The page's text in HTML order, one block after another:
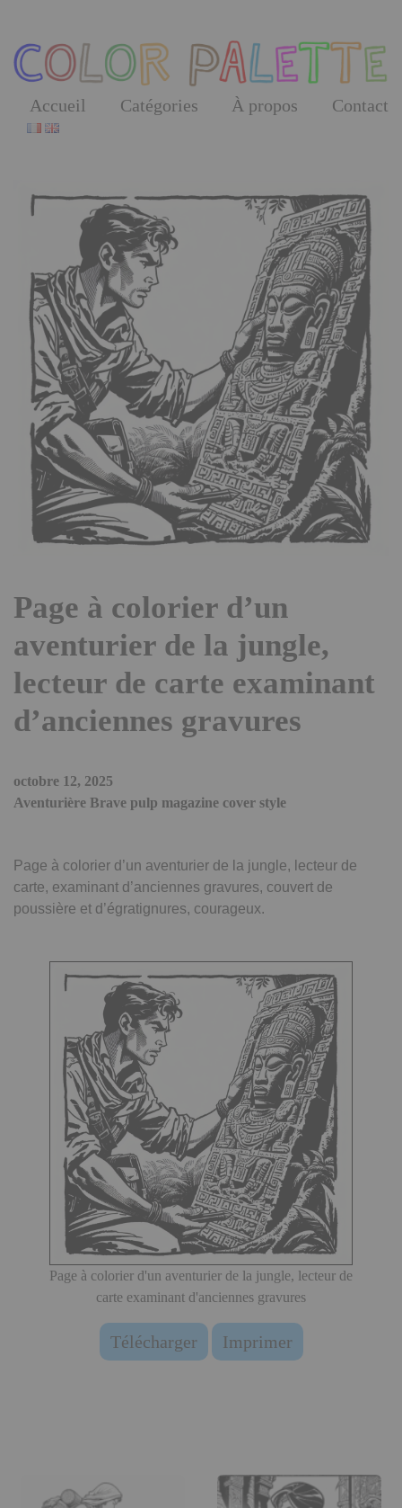
the
content
Accueil Catégories À propos Contact
Page à colorier d’un
aventurier de la jungle,
lecteur de carte examinant
d’anciennes gravures
octobre 12, 2025
Aventurière Brave pulp magazine cover style
Page à colorier d’un aventurier de la jungle, lecteur de
carte, examinant d’anciennes gravures, couvert de
poussière et d’égratignures, courageux.
Page à colorier d'un aventurier de la jungle, lecteur de
carte examinant d'anciennes gravures
Télécharger Imprimer